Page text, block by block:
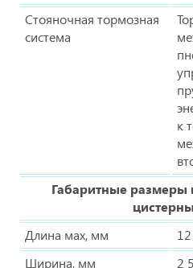
Стояночная тормозная
система
к
Габаритные размеры
цистерны
Длина мах, мм
Ширина, мм
2